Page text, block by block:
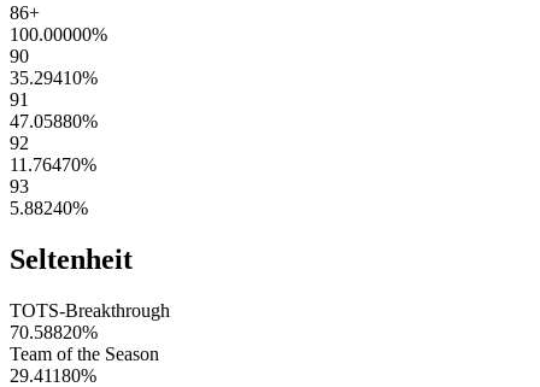
86+
100.00000%
90
35.29410%
91
47.05880%
92
11.76470%
93
5.88240%
Seltenheit
TOTS-Breakthrough
70.58820%
Team of the Season
29.41180%